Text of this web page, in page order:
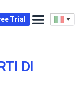
Trial
DI